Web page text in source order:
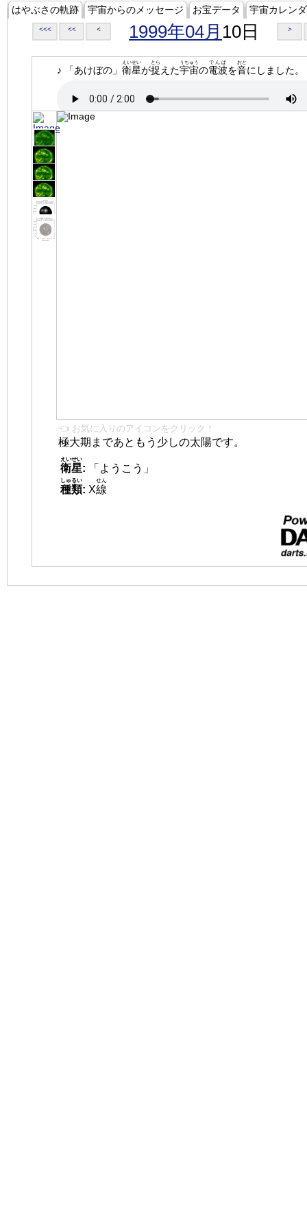
はやぶさの軌跡 宇宙からのメッセージ お宝データ 宇宙カレン
<<< << < 1999年04月 10日 >
♪ 「あけぼの」 衛星
えいせい
が捉
とら
えた宇宙
うちゅう
の電波
でんぱ
を音
おと
にしました。
👈 お気に入りのアイコンをクリック！
極大期まであともう少しの太陽です。
衛星
えいせい
:
「ようこう」
種類
しゅるい
: X線
せん